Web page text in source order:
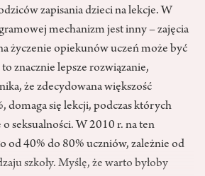
zapisania dzieci na lekcje. W
mechanizm jest inny – zajęcia
życzenie opiekunów uczeń może być
to znacznie lepsze rozwiązanie,
że zdecydowana większość
domaga się lekcji, podczas których
seksualności. W 2010 r. na ten
od 40% do 80% uczniów, zależnie od
szkoły. Myślę, że warto byłoby